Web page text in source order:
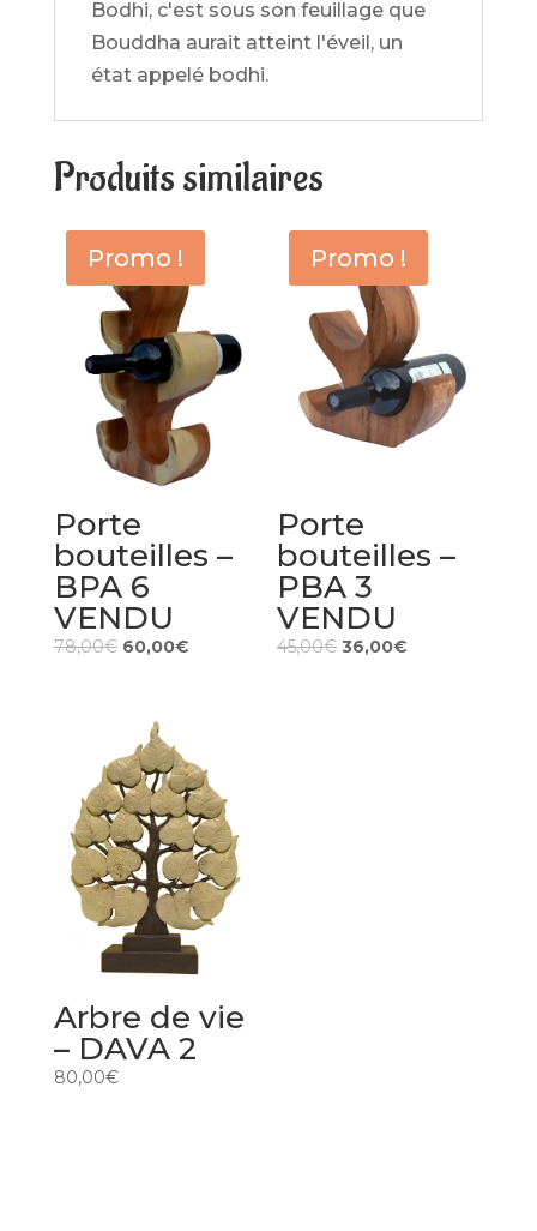
Bodhi, c'est sous son feuillage que
Bouddha aurait atteint l'éveil, un
état appelé bodhi.
Produits similaires
Promo !
Porte
bouteilles –
BPA 6
VENDU
78,00€ 60,00€
Promo !
Porte
bouteilles –
PBA 3
VENDU
45,00€ 36,00€
Arbre de vie
– DAVA 2
80,00€